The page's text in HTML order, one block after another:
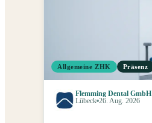
Allgemeine ZHK Präsenz
Flemming Dental GmbH
Lübeck 26. Aug. 2026